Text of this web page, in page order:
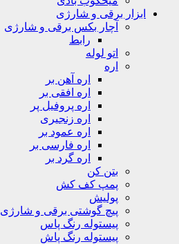
ابزار برقی و شارژی
آچار بکس برقی و شارژی
رابط
اتو لوله
اره
اره آهن بر
اره افقی بر
اره پروفیل پر
اره زنجیری
اره عمود بر
اره فارسی بر
اره گرد بر
بتن کن
پمپ کف کش
پولیش
پیچ گوشتی برقی و شارژی
پیستوله رنگ پاس
پیستوله رنگ پاش